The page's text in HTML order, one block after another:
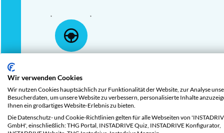
1.000
bei Abschluss
Wir verwenden Cookies
Wir nutzen Cookies hauptsächlich zur Funktionalität der Website, zur Analyse
Besucherdaten, um unsere Website zu verbessern, personalisierte Inhalte
Ihnen ein großartiges Website-Erlebnis zu bieten.
Die Datenschutz- und Cookie-Richtlinien gelten für alle Webseiten von
GmbH', einschließlich: THG Portal, INSTADRIVE Quiz, INSTADRIVE Konfigurator,